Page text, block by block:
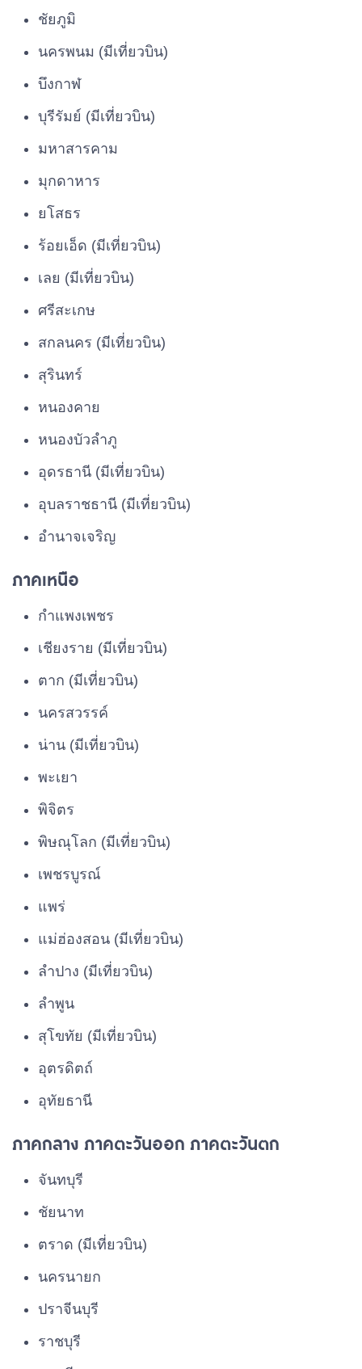
ชัยภูมิ
นครพนม (มีเที่ยวบิน)
บึงกาฬ
บุรีรัมย์ (มีเที่ยวบิน)
มหาสารคาม
มุกดาหาร
ยโสธร
ร้อยเอ็ด (มีเที่ยวบิน)
เลย (มีเที่ยวบิน)
ศรีสะเกษ
สกลนคร (มีเที่ยวบิน)
สุรินทร์
หนองคาย
หนองบัวลำภู
อุดรธานี (มีเที่ยวบิน)
อุบลราชธานี (มีเที่ยวบิน)
อำนาจเจริญ
ภาคเหนือ
กำแพงเพชร
เชียงราย (มีเที่ยวบิน)
ตาก (มีเที่ยวบิน)
นครสวรรค์
น่าน (มีเที่ยวบิน)
พะเยา
พิจิตร
พิษณุโลก (มีเที่ยวบิน)
เพชรบูรณ์
แพร่
แม่ฮ่องสอน (มีเที่ยวบิน)
ลำปาง (มีเที่ยวบิน)
ลำพูน
สุโขทัย (มีเที่ยวบิน)
อุตรดิตถ์
อุทัยธานี
ภาคกลาง ภาคตะวันออก ภาคตะวันตก
จันทบุรี
ชัยนาท
ตราด (มีเที่ยวบิน)
นครนายก
ปราจีนบุรี
ราชบุรี